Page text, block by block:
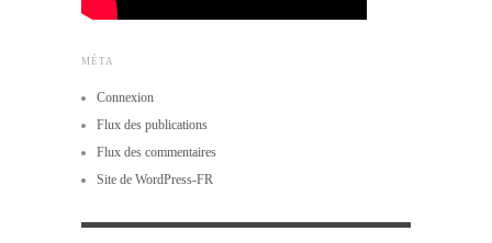
MÉTA
Connexion
Flux des publications
Flux des commentaires
Site de WordPress-FR